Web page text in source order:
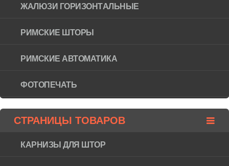
ЖАЛЮЗИ ГОРИЗОНТAЛЬНЫЕ
РИМСКИЕ ШТОРЫ
РИМСКИЕ АВТОМАТИКА
ФОТОПЕЧАТЬ
СТРАНИЦЫ ТОВАРОВ
КАРНИЗЫ ДЛЯ ШТОР